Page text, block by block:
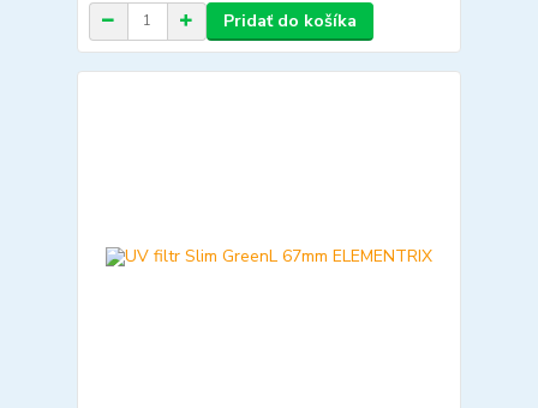
Pridať do košíka